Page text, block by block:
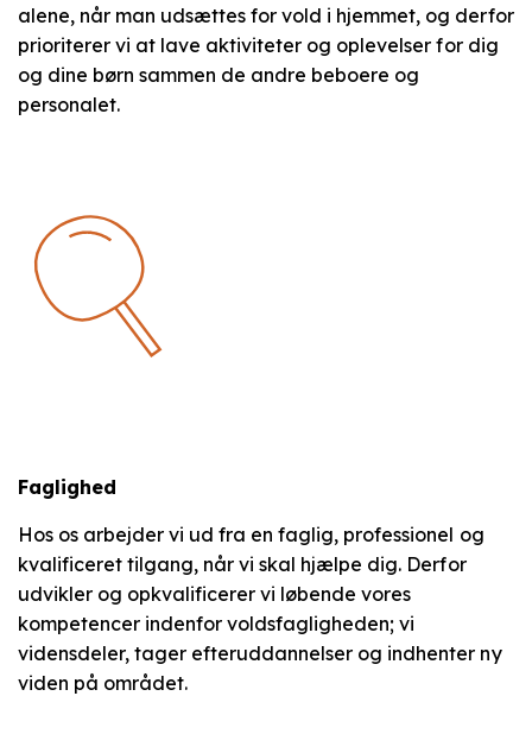
alene, når man udsættes for vold i hjemmet, og derfor
prioriterer vi at lave aktiviteter og oplevelser for dig
og dine børn sammen de andre beboere og
personalet.
Faglighed
Hos os arbejder vi ud fra en faglig, professionel og
kvalificeret tilgang, når vi skal hjælpe dig. Derfor
udvikler og opkvalificerer vi løbende vores
kompetencer indenfor voldsfagligheden; vi
vidensdeler, tager efteruddannelser og indhenter ny
viden på området.